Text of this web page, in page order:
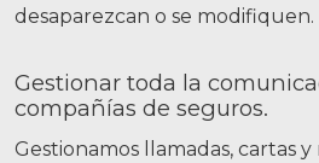
desaparezcan o se modifiquen.
Gestionar toda la
compañías de seguros.
Gestionamos llamadas, cartas